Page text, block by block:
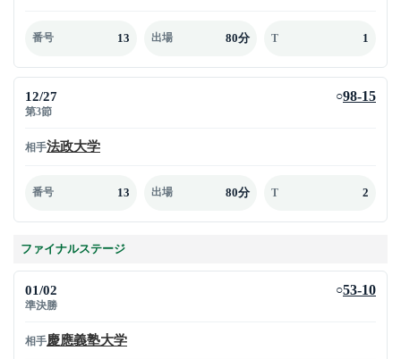
番号 13 出場 80分 T 1
12/27
第3節
○98-15
相手法政大学
番号 13 出場 80分 T 2
ファイナルステージ
01/02
準決勝
○53-10
相手慶應義塾大学